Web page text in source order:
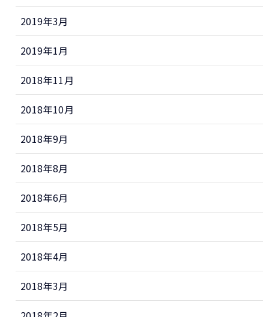
2019年3月
2019年1月
2018年11月
2018年10月
2018年9月
2018年8月
2018年6月
2018年5月
2018年4月
2018年3月